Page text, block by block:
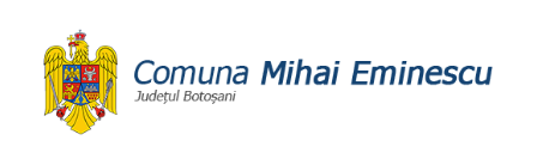
content